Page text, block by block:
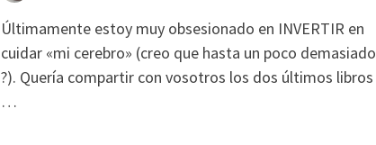
Últimamente estoy muy obsesionado en INVERTIR en
cuidar «mi cerebro» (creo que hasta un poco demasiado
?). Quería compartir con vosotros los dos últimos libros
…